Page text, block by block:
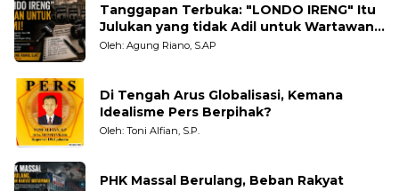
Tanggapan Terbuka: "LONDO IRENG" Itu
Julukan yang tidak Adil untuk Wartawan,
Pengamat dan LSM
Oleh: Agung Riano, S.AP
Di Tengah Arus Globalisasi, Kemana
Idealisme Pers Berpihak?
Oleh: Toni Alfian, S.P.
PHK Massal Berulang, Beban Rakyat